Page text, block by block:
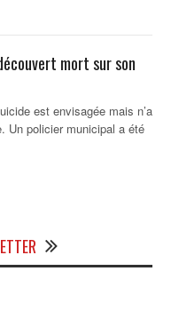
mort sur son
est envisagée mais n’a
Un policier municipal a été